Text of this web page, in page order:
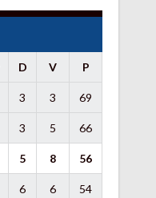
D V P
3 3 69
3 5 66
5 8 56
6 6 54